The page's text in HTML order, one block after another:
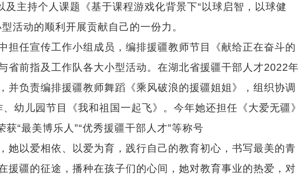
及主持个人课题《基于课程游戏化背景下“以球启智，以球健
活动的顺利开展贡献自己的一份力。
任宣传工作小组成员，编排援疆教师节目《献给正在奋斗的
省前指及工作队各大小型活动。在湖北省援疆干部人才2022年
并负责编排援疆教师舞蹈《乘风破浪的援疆姐姐》，组织协调
幼儿园节目《我和祖国一起飞》。今年她还担任《大爱无疆》
“最美博乐人”“优秀援疆干部人才”等称号
以爱相依、以爱为育，践行自己的教育初心，书写最美的青
援疆的征途，播种在孩子们的心间，她对教育事业的热爱，对